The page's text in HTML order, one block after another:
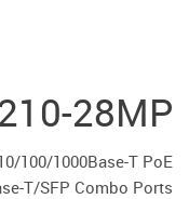
28MP
100/1000Base-T PoE
T/SFP Combo Ports